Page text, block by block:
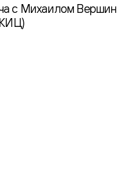
с Михаилом